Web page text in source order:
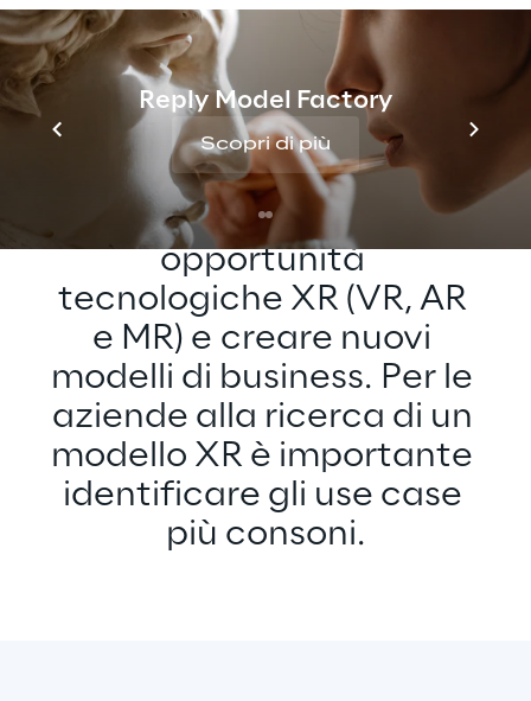
Reply Model Factory
Scopri di più
É ARRIVATO IL MOMENTO DI AGIRE
Le cifre parlano da sé: è
giunto il momento di
afferrare al volo le
opportunità
tecnologiche XR (VR, AR
e MR) e creare nuovi
modelli di business. Per le
aziende alla ricerca di un
modello XR è importante
identificare gli use case
più consoni.